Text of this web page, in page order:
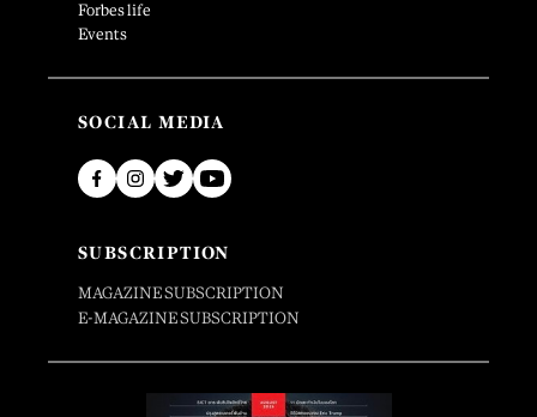
Forbes life
Events
SOCIAL MEDIA
SUBSCRIPTION
MAGAZINE SUBSCRIPTION
E-MAGAZINE SUBSCRIPTION